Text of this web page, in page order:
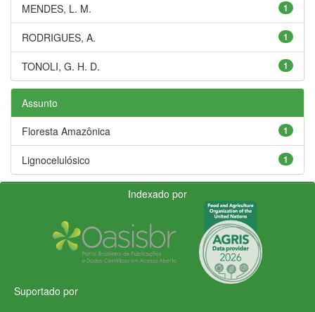
1
MENDES, L. M.
1
RODRIGUES, A.
1
TONOLI, G. H. D.
Assunto
1
Floresta Amazônica
1
Lignocelulósico
Indexado por
Suportado por